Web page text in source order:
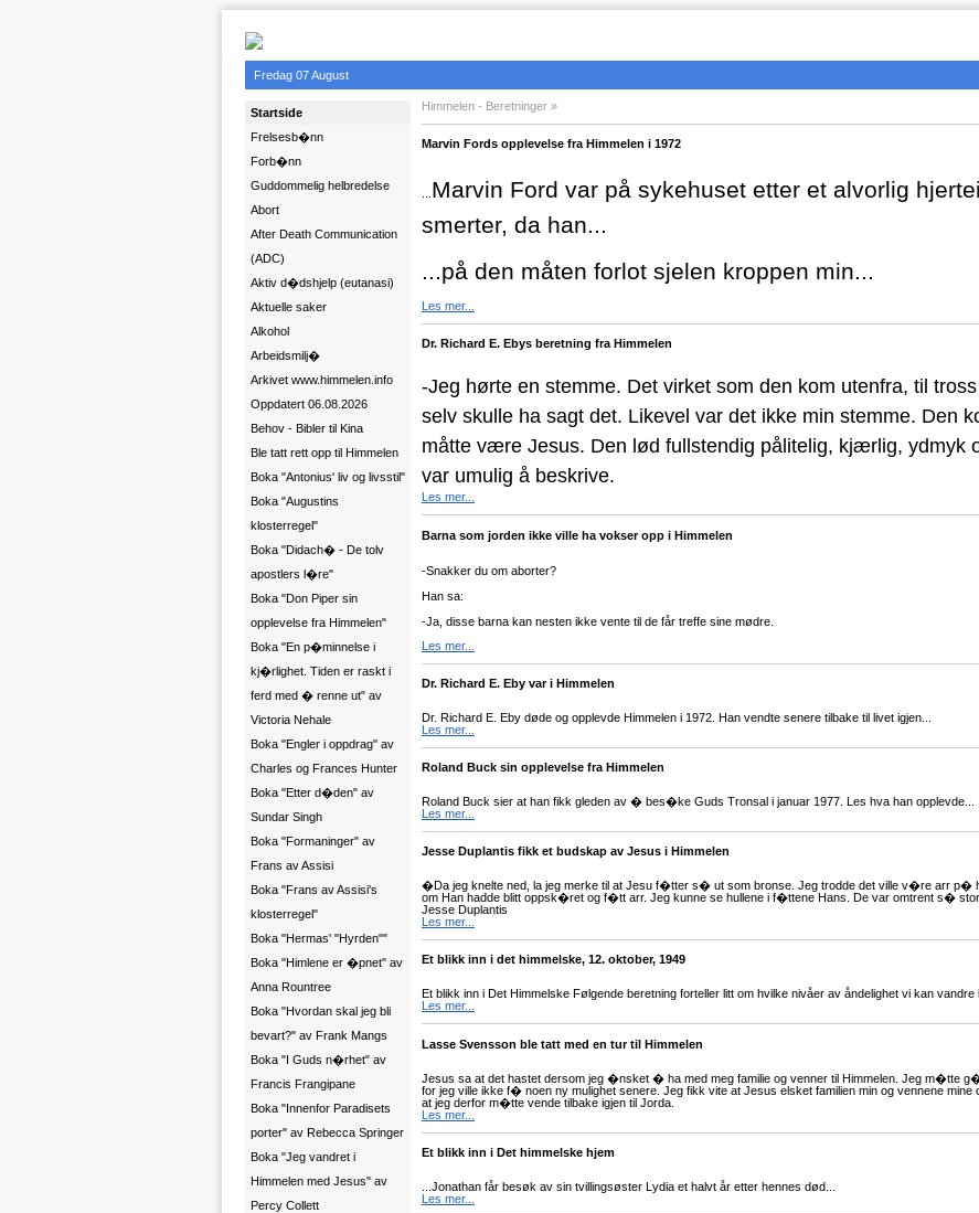
Fredag 07 August
Startside
Frelsesb�nn
Forb�nn
Guddommelig helbredelse
Abort
After Death Communication
(ADC)
Aktiv d�dshjelp (eutanasi)
Aktuelle saker
Alkohol
Arbeidsmilj�
Arkivet www.himmelen.info
Oppdatert 06.08.2026
Behov - Bibler til Kina
Ble tatt rett opp til Himmelen
Boka "Antonius' liv og livsstil"
Boka "Augustins
klosterregel"
Boka "Didach� - De tolv
apostlers l�re"
Boka "Don Piper sin
opplevelse fra Himmelen"
Boka "En p�minnelse i
kj�rlighet. Tiden er raskt i
ferd med � renne ut" av
Victoria Nehale
Boka "Engler i oppdrag" av
Charles og Frances Hunter
Boka "Etter d�den" av
Sundar Singh
Boka "Formaninger" av
Frans av Assisi
Boka "Frans av Assisi's
klosterregel"
Boka "Hermas' "Hyrden""
Boka "Himlene er �pnet" av
Anna Rountree
Boka "Hvordan skal jeg bli
bevart?" av Frank Mangs
Boka "I Guds n�rhet" av
Francis Frangipane
Boka "Innenfor Paradisets
porter" av Rebecca Springer
Boka "Jeg vandret i
Himmelen med Jesus" av
Percy Collett
Himmelen - Beretninger
Marvin Fords opplevelse fra Himmelen i 1972
Marvin Ford var på sykehuset etter et alvorlig
smerter, da han...
...på den måten forlot sjelen kroppen min...
Les mer...
Dr. Richard E. Ebys beretning fra Himmelen
-Jeg hørte en stemme. Det virket som den kom utenfra, til
selv skulle ha sagt det. Likevel var det ikke min stemme. Den
måtte være Jesus. Den lød fullstendig pålitelig, kjærlig, ydmyk
var umulig å beskrive.
Les mer...
Barna som jorden ikke ville ha vokser opp i Himmelen
-Snakker du om aborter?
Han sa:
-Ja, disse barna kan nesten ikke vente til de får treffe sine mødre.
Les mer...
Dr. Richard E. Eby var i Himmelen
Dr. Richard E. Eby døde og opplevde Himmelen i 1972. Han vendte senere tilbake til livet igjen...
Les mer...
Roland Buck sin opplevelse fra Himmelen
Roland Buck sier at han fikk gleden av � bes�ke Guds Tronsal i januar 1977. Les hva han opplevde...
Les mer...
Jesse Duplantis fikk et budskap av Jesus i Himmelen
�Da jeg knelte ned, la jeg merke til at Jesu f�tter s� ut som bronse. Jeg trodde det ville v�re arr p�
om Han hadde blitt oppsk�ret og f�tt arr. Jeg kunne se hullene i f�ttene Hans. De var omtrent s�
Jesse Duplantis
Les mer...
Et blikk inn i det himmelske, 12. oktober, 1949
Et blikk inn i Det Himmelske Følgende beretning forteller litt om hvilke nivåer av åndelighet vi kan vandre i
Les mer...
Lasse Svensson ble tatt med en tur til Himmelen
Jesus sa at det hastet dersom jeg �nsket � ha med meg familie og venner til Himmelen. Jeg m�tte
for jeg ville ikke f� noen ny mulighet senere. Jeg fikk vite at Jesus elsket familien min og vennene mine
at jeg derfor m�tte vende tilbake igjen til Jorda.
Les mer...
Et blikk inn i Det himmelske hjem
...Jonathan får besøk av sin tvillingsøster Lydia et halvt år etter hennes død...
Les mer...